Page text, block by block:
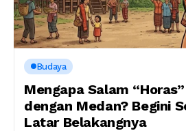
Budaya
Mengapa Salam
dengan Medan? Begini
Latar Belakangnya